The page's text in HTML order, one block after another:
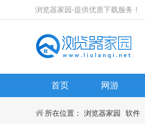
浏览器家园-提供优质下载服务！
首页 网游
所在位置： 浏览器家园 软件